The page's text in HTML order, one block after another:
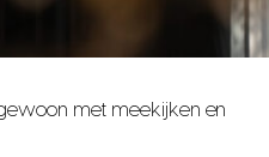
met meekijken en